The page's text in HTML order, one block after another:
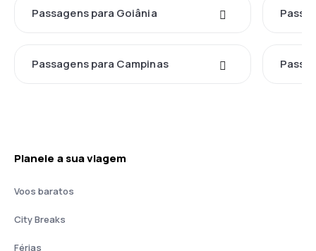
Passagens para Goiânia
Passagens para Campinas
Planeie a sua viagem
Voos baratos
City Breaks
Férias